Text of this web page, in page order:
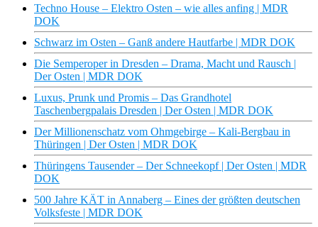
Techno House – Elektro Osten – wie alles anfing | MDR
DOK
Schwarz im Osten – Ganß andere Hautfarbe | MDR DOK
Die Semperoper in Dresden – Drama, Macht und Rausch |
Der Osten | MDR DOK
Luxus, Prunk und Promis – Das Grandhotel
Taschenbergpalais Dresden | Der Osten | MDR DOK
Der Millionenschatz vom Ohmgebirge – Kali-Bergbau in
Thüringen | Der Osten | MDR DOK
Thüringens Tausender – Der Schneekopf | Der Osten | MDR
DOK
500 Jahre KÄT in Annaberg – Eines der größten deutschen
Volksfeste | MDR DOK